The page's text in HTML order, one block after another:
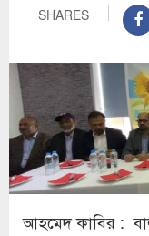
SHARES
আহমেদ কাবির :